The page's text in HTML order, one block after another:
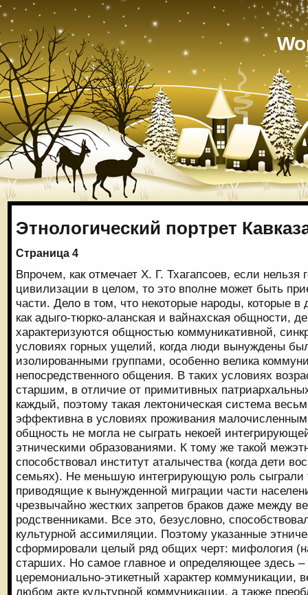
Этнологический портрет
Страница 4
Впрочем, как отмечает Х. Г. Тхагапсоев, если нельзя
цивилизации в целом, то это вполне может быть
части. Дело в том, что некоторые народы, которые в
как адыго-тюрко-аланская и вайнахская общности,
характеризуются общностью коммуникативной,
условиях горных ущелий, когда люди вынуждены
изолированными группами, особенно велика
непосредственного общения. В таких условиях
старшим, в отличие от примитивных
каждый, поэтому такая лектоническая система
эффективна в условиях проживания
общность не могла не сыграть некоей
этническими образованиями. К тому же такой
способствовал институт аталычества (когда дети
семьях). Не меньшую интегрирующую роль сыграли
приводящие к вынужденной миграции части
чрезвычайно жестких запретов браков даже между
родственниками. Все это, безусловно,
культурной ассимиляции. Поэтому указанные
сформировали целый ряд общих черт: мифология
старших. Но самое главное и определяющее здесь –
церемониально-этикетный характер коммуникации,
любом акте культурной коммуникации, а также